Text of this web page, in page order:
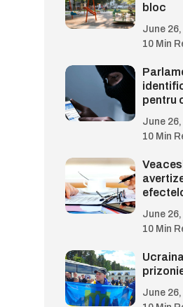
bloc
June
10 Min
pentru
June
10 Min
June
10 Min
June